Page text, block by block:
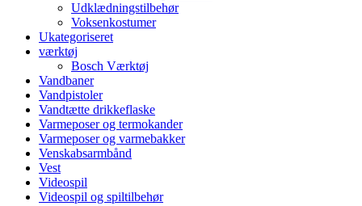
Udklædningstilbehør
Voksenkostumer
Ukategoriseret
værktøj
Bosch Værktøj
Vandbaner
Vandpistoler
Vandtætte drikkeflaske
Varmeposer og termokander
Varmeposer og varmebakker
Venskabsarmbånd
Vest
Videospil
Videospil og spiltilbehør